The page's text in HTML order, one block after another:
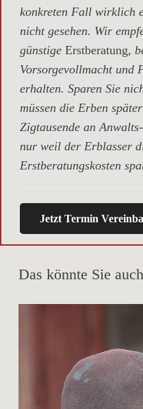
konkreten Fall wirklich
nicht gesehen. Wir
günstige Erstberatung,
Vorsorgevollmacht und
erhalten. Sparen Sie
müssen die Erben
Zigtausende an
nur weil der Erblasser
Erstberatungskosten
Jetzt Termin
Das könnte Sie